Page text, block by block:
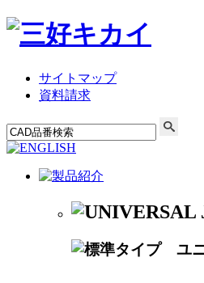
サイトマップ
資料請求